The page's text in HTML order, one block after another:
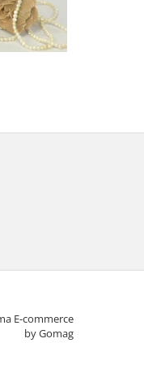
E-commerce
by Gomag